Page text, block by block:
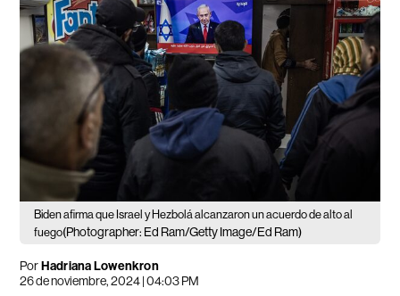
Biden afirma que Israel y Hezbolá alcanzaron un acuerdo de alto al
fuego(Photographer: Ed Ram/Getty Image/Ed Ram)
PorHadriana Lowenkron
26 de noviembre, 2024 | 04:03 PM